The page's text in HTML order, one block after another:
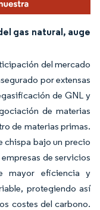
gas natural, auge
del mercado
por extensas
de GNL y
de materias
de materias primas.
chispa bajo un precio
de servicios
mayor eficiencia y
protegiendo así
costes del carbono.